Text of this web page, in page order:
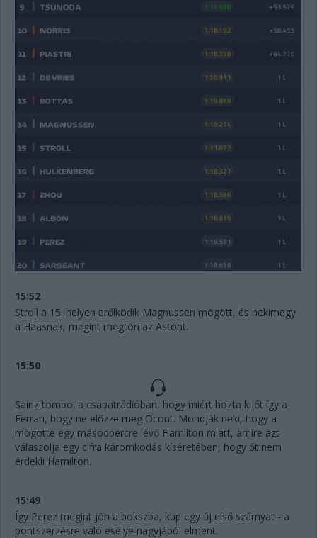
15:52
Stroll a 15. helyen erőlködik Magnussen mögött, és nekimegy
a Haasnak, megint megtöri az Astont.
15:50
Sainz tombol a csapatrádióban, hogy miért hozta ki őt így a
Ferrari, hogy ne előzze meg Ocont. Mondják neki, hogy a
mögötte egy másodpercre lévő Hamilton miatt, amire azt
válaszolja egy cifra káromkodás kíséretében, hogy őt nem
érdekli Hamilton.
15:49
Így Perez megint jön a bokszba, kap egy új első szárnyat - a
pontszerzésre való esélye nagyjából elment.